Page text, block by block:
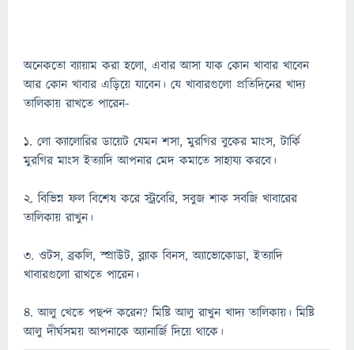
অনেকতো ব্যায়াম করা হলো, এবার আসা যাক কোন খাবার খাবেন
আর কোন খাবার এড়িয়ে যাবেন। যে খাবারগুলো প্রতিদিনের খাদ্য
তালিকায় রাখতে পারেন-
১. লো ক্যালোরির ডায়েট যেমন শসা, মুরগির বুকের মাংস, টার্কি
মুরগির মাংস ইত্যাদি আপনার মেদ কমাতে সাহায্য করবে।
২. বিভিন্ন ফল বিশেষ করে স্ট্রবেরি, সবুজ শাক সবজি খাবারের
তালিকায় রাখুন।
৩. ওটস, ব্রকলি, স্প্রাউট, ব্ল্যাক বিনস, অ্যাভোকোডা, ইত্যাদি
খাবারগুলো রাখতে পারেন।
৪. আলু খেতে পছন্দ করেন? মিষ্টি আলু রাখুন খাদ্য তালিকায়। মিষ্টি
আলু দীর্ঘসময় আপনাকে অ্যানার্জি দিয়ে থাকে।